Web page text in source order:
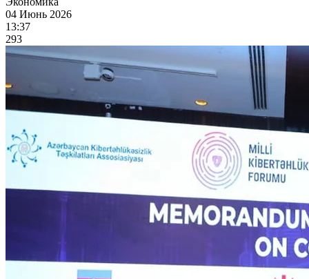
04 Июнь 2026
13:37
293